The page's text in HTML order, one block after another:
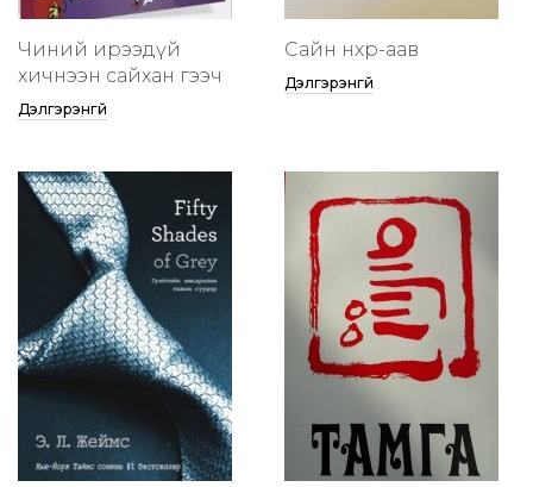
Чиний ирээдүй
хичнээн сайхан гээч
Дэлгэрэнгүй
Сайн нөхөр-аав
Дэлгэрэнгүй